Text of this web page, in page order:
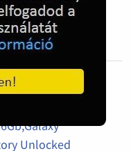
factory
Unlocked